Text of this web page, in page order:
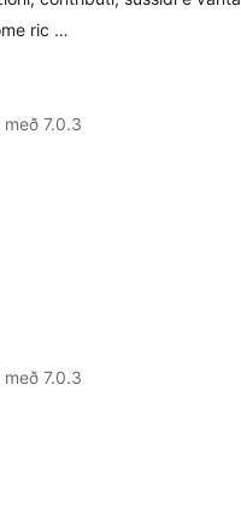
ric …
með 7.0.3
með 7.0.3